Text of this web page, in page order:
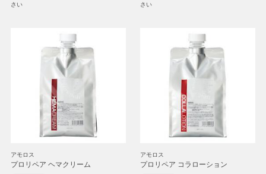
さい
さい
アモロス
プロリペア ヘマクリーム
アモロス
プロリペア コラローション